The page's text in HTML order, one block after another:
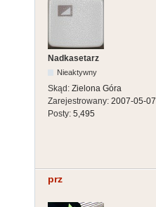
Nadkasetarz
Nieaktywny
Skąd: Zielona Góra
Zarejestrowany: 2007-05-07
Posty: 5,495
prz